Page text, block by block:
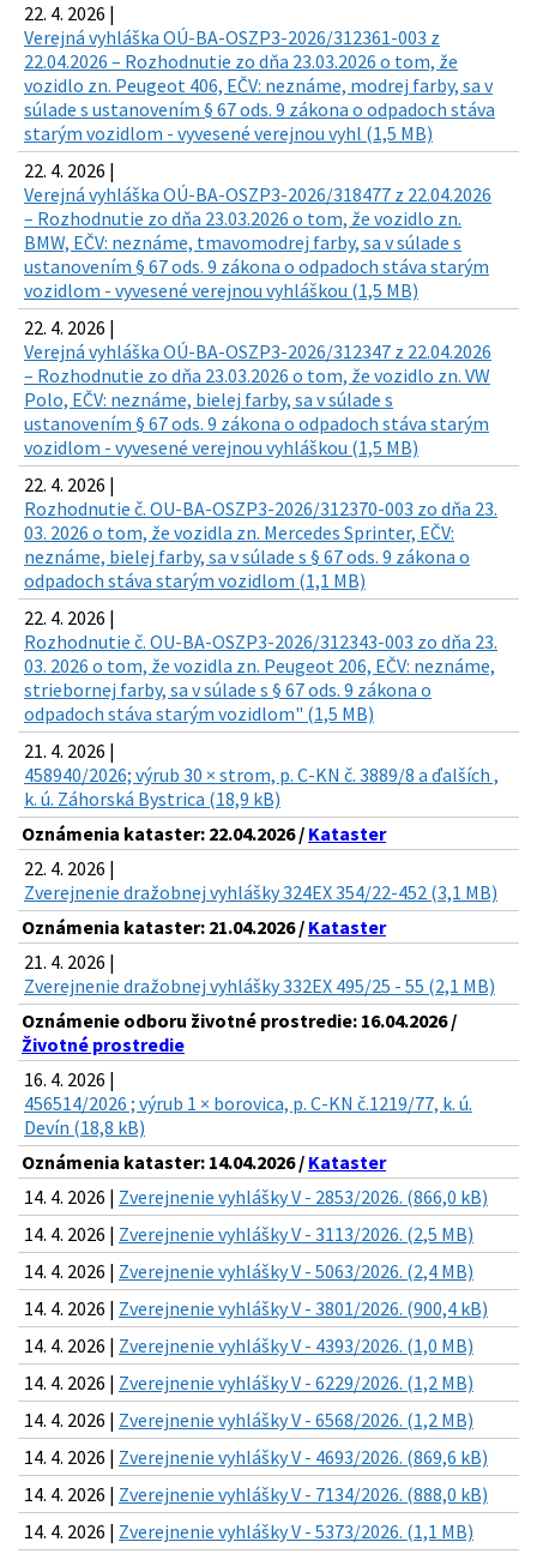
22. 4. 2026 |
Verejná vyhláška OÚ-BA-OSZP3-2026/312361-003 z
22.04.2026 – Rozhodnutie zo dňa 23.03.2026 o tom, že
vozidlo zn. Peugeot 406, EČV: neznáme, modrej farby, sa v
súlade s ustanovením § 67 ods. 9 zákona o odpadoch stáva
starým vozidlom - vyvesené verejnou vyhl (1,5 MB)
22. 4. 2026 |
Verejná vyhláška OÚ-BA-OSZP3-2026/318477 z 22.04.2026
– Rozhodnutie zo dňa 23.03.2026 o tom, že vozidlo zn.
BMW, EČV: neznáme, tmavomodrej farby, sa v súlade s
ustanovením § 67 ods. 9 zákona o odpadoch stáva starým
vozidlom - vyvesené verejnou vyhláškou (1,5 MB)
22. 4. 2026 |
Verejná vyhláška OÚ-BA-OSZP3-2026/312347 z 22.04.2026
– Rozhodnutie zo dňa 23.03.2026 o tom, že vozidlo zn. VW
Polo, EČV: neznáme, bielej farby, sa v súlade s
ustanovením § 67 ods. 9 zákona o odpadoch stáva starým
vozidlom - vyvesené verejnou vyhláškou (1,5 MB)
22. 4. 2026 |
Rozhodnutie č. OU-BA-OSZP3-2026/312370-003 zo dňa 23.
03. 2026 o tom, že vozidla zn. Mercedes Sprinter, EČV:
neznáme, bielej farby, sa v súlade s § 67 ods. 9 zákona o
odpadoch stáva starým vozidlom (1,1 MB)
22. 4. 2026 |
Rozhodnutie č. OU-BA-OSZP3-2026/312343-003 zo dňa 23.
03. 2026 o tom, že vozidla zn. Peugeot 206, EČV: neznáme,
striebornej farby, sa v súlade s § 67 ods. 9 zákona o
odpadoch stáva starým vozidlom" (1,5 MB)
21. 4. 2026 |
458940/2026; výrub 30 × strom, p. C-KN č. 3889/8 a ďalších ,
k. ú. Záhorská Bystrica (18,9 kB)
Oznámenia kataster: 22.04.2026 / Kataster
22. 4. 2026 |
Zverejnenie dražobnej vyhlášky 324EX 354/22-452 (3,1 MB)
Oznámenia kataster: 21.04.2026 / Kataster
21. 4. 2026 |
Zverejnenie dražobnej vyhlášky 332EX 495/25 - 55 (2,1 MB)
Oznámenie odboru životné prostredie: 16.04.2026 /
Životné prostredie
16. 4. 2026 |
456514/2026 ; výrub 1 × borovica, p. C-KN č.1219/77, k. ú.
Devín (18,8 kB)
Oznámenia kataster: 14.04.2026 / Kataster
14. 4. 2026 | Zverejnenie vyhlášky V - 2853/2026. (866,0 kB)
14. 4. 2026 | Zverejnenie vyhlášky V - 3113/2026. (2,5 MB)
14. 4. 2026 | Zverejnenie vyhlášky V - 5063/2026. (2,4 MB)
14. 4. 2026 | Zverejnenie vyhlášky V - 3801/2026. (900,4 kB)
14. 4. 2026 | Zverejnenie vyhlášky V - 4393/2026. (1,0 MB)
14. 4. 2026 | Zverejnenie vyhlášky V - 6229/2026. (1,2 MB)
14. 4. 2026 | Zverejnenie vyhlášky V - 6568/2026. (1,2 MB)
14. 4. 2026 | Zverejnenie vyhlášky V - 4693/2026. (869,6 kB)
14. 4. 2026 | Zverejnenie vyhlášky V - 7134/2026. (888,0 kB)
14. 4. 2026 | Zverejnenie vyhlášky V - 5373/2026. (1,1 MB)